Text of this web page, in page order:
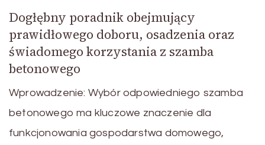
Dogłębny poradnik obejmujący
prawidłowego doboru, osadzenia oraz
świadomego korzystania z szamba
betonowego
Wprowadzenie: Wybór odpowiedniego szamba
betonowego ma kluczowe znaczenie dla
funkcjonowania gospodarstwa domowego,